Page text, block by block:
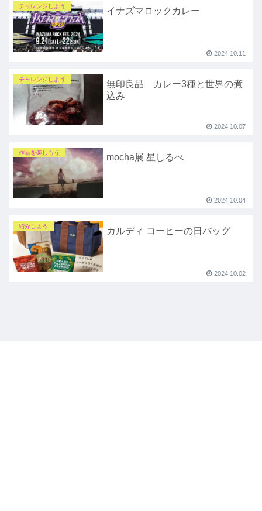
チャレンジしよう イナズマロックカレー
2024.10.11
チャレンジしよう
無印良品 カレー3種と世界の煮
込み
2024.10.07
作品を楽しもう mocha展 星しるべ
2024.10.04
紹介しよう カルディ コーヒーの日バッグ
2024.10.02